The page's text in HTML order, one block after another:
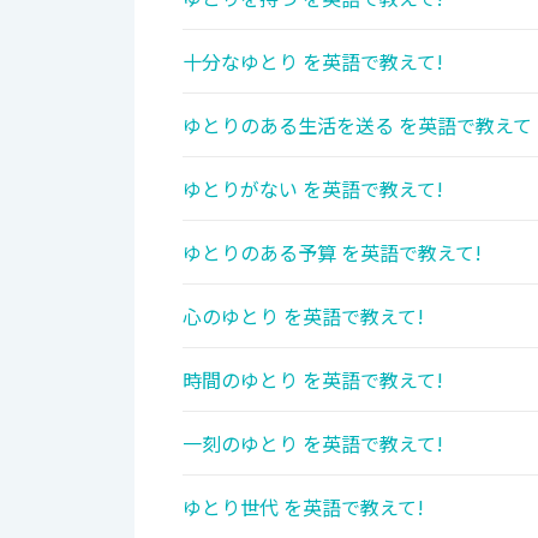
十分なゆとり を英語で教えて!
ゆとりのある生活を送る を英語で教えて
ゆとりがない を英語で教えて!
ゆとりのある予算 を英語で教えて!
心のゆとり を英語で教えて!
時間のゆとり を英語で教えて!
一刻のゆとり を英語で教えて!
ゆとり世代 を英語で教えて!